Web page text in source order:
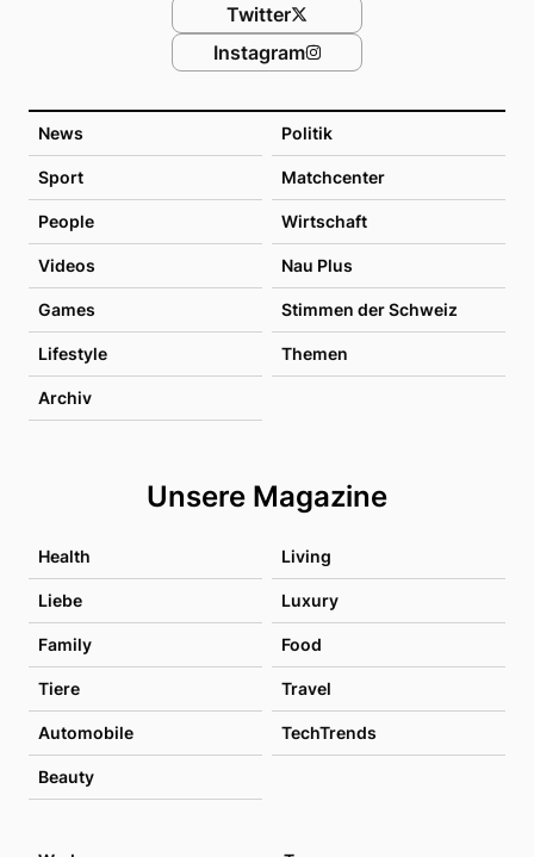
News Politik
Sport Matchcenter
People Wirtschaft
Videos Nau Plus
Games Stimmen der Schweiz
Lifestyle Themen
Archiv
Unsere Magazine
Health Living
Liebe Luxury
Family Food
Tiere Travel
Automobile TechTrends
Beauty
Twitter
Instagram